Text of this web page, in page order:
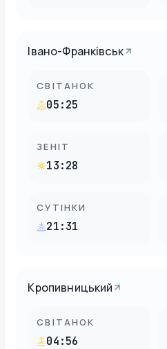
Івано-Франківськ
СВІТАНОК
05:25
ЗЕНІТ
13:28
СУТІНКИ
21:31
Кропивницький
СВІТАНОК
04:56